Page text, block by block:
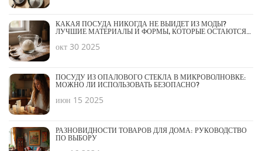
КАКАЯ ПОСУДА НИКОГДА НЕ ВЫЙДЕТ ИЗ МОДЫ?
ЛУЧШИЕ МАТЕРИАЛЫ И ФОРМЫ, КОТОРЫЕ ОСТАЮТСЯ
окт 30 2025
ПОСУДУ ИЗ ОПАЛОВОГО СТЕКЛА В МИКРОВОЛНОВКЕ:
МОЖНО ЛИ ИСПОЛЬЗОВАТЬ БЕЗОПАСНО?
июн 15 2025
РАЗНОВИДНОСТИ ТОВАРОВ ДЛЯ ДОМА: РУКОВОДСТВО
ПО ВЫБОРУ